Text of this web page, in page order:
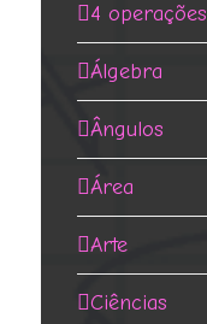
4 operações
Álgebra
Ângulos
Área
Arte
Ciências